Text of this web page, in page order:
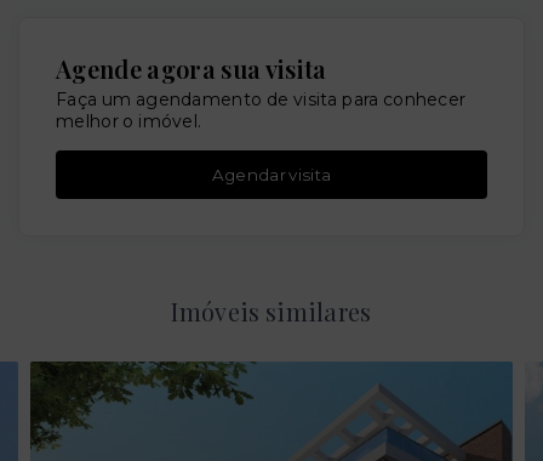
Agende agora sua visita
Faça um agendamento de visita para conhecer
melhor o imóvel.
Agendar visita
Imóveis similares